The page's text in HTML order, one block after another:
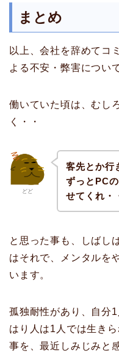
まとめ
以上、会社を辞めてコ
よる不安・弊害につい
働いていた頃は、むし
く・・
どど
客先とか行
ずっとPC
せてくれ・
と思った事も、しばし
はそれで、メンタルを
います。
孤独耐性があり、自分
はり人は1人では生き
事を、最近しみじみと